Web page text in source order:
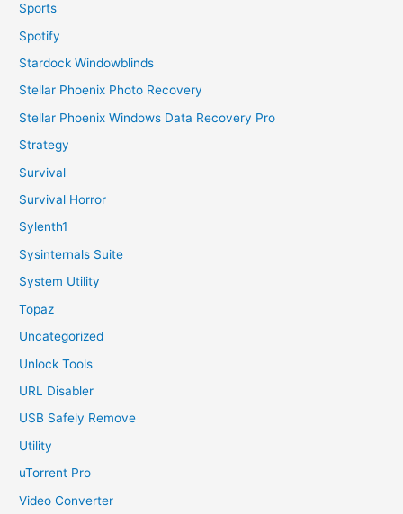
Sports
Spotify
Stardock Windowblinds
Stellar Phoenix Photo Recovery
Stellar Phoenix Windows Data Recovery Pro
Strategy
Survival
Survival Horror
Sylenth1
Sysinternals Suite
System Utility
Topaz
Uncategorized
Unlock Tools
URL Disabler
USB Safely Remove
Utility
uTorrent Pro
Video Converter